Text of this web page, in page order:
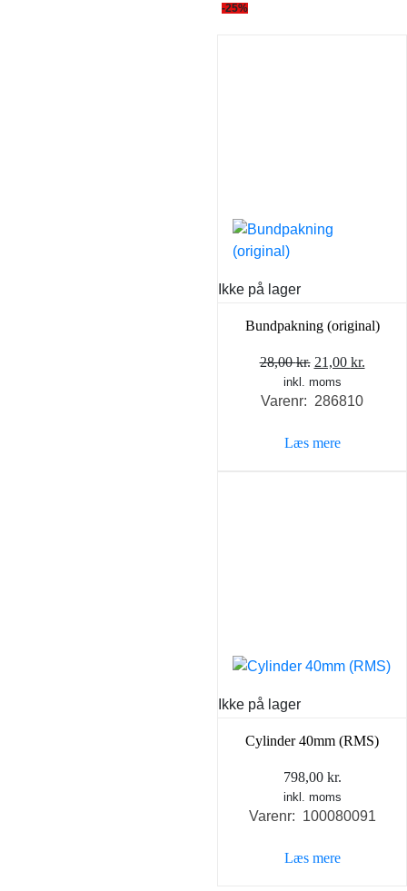
-25%
Ikke på lager
Bundpakning (original)
28,00kr. Den
oprindelige
pris
28,00 kr..
21,00 kr.
inkl. moms
Varenr: 286810
Læs mere
Ikke på lager
Cylinder 40mm (RMS)
798,00 kr.
inkl. moms
Varenr: 100080091
Læs mere